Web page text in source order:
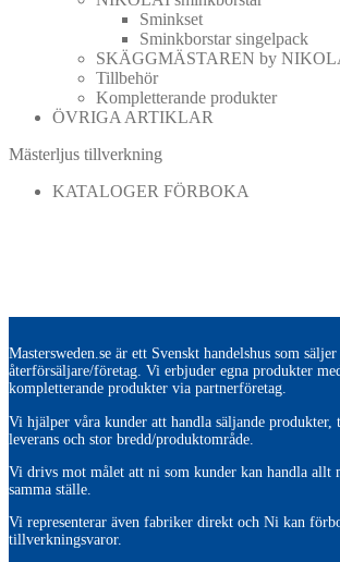
Sminkset
Sminkborstar singelpack
SKÄGGMÄSTAREN by
Tillbehör
Kompletterande produkter
ÖVRIGA ARTIKLAR
Mästerljus tillverkning
KATALOGER FÖRBOKA
Mastersweden.se är ett Svenskt handelshus som
återförsäljare/företag. Vi erbjuder egna produkter
kompletterande produkter via partnerföretag.
Vi hjälper våra kunder att handla säljande
leverans och stor bredd/produktområde.
Vi drivs mot målet att ni som kunder kan handla allt
samma ställe.
Vi representerar även fabriker direkt och Ni kan
tillverkningsvaror.